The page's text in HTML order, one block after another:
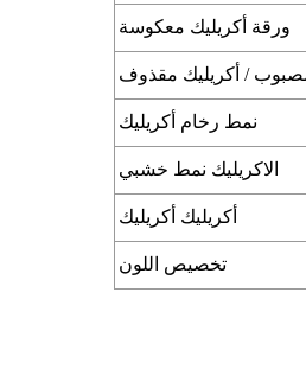
ورقة أكريليك معكوسة
/ أكريليك مقذوف
نمط رخام أكريليك
الاكريليك نمط خشبي
أكريليك أكريليك
تخصيص اللون